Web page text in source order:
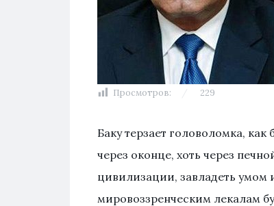
Просмотров: 229
Баку терзает головоломка,
через оконце, хоть через
цивилизации, завладеть умом
мировоззренческим лекалам